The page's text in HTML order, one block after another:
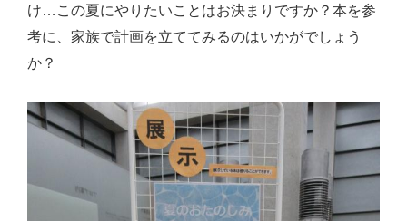
け…この夏にやりたいことはお決まりですか？本を参
考に、家族で計画を立ててみるのはいかがでしょう
か？